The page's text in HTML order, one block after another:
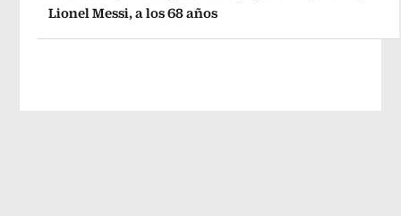
Lionel Messi, a los 68 años